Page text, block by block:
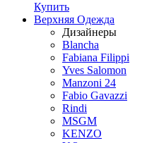
Купить
Верхняя Одежда
Дизайнеры
Blancha
Fabiana Filippi
Yves Salomon
Manzoni 24
Fabio Gavazzi
Rindi
MSGM
KENZO